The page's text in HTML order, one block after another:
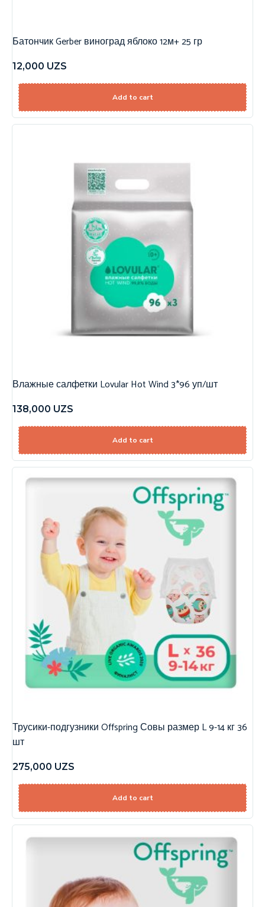
Батончик Gerber виноград яблоко 12м+ 25 гр
12,000 UZS
Add to cart
Влажные салфетки Lovular Hot Wind 3*96 уп/шт
138,000 UZS
Add to cart
Трусики-подгузники Offspring Совы размер L 9-14 кг 36
шт
275,000 UZS
Add to cart